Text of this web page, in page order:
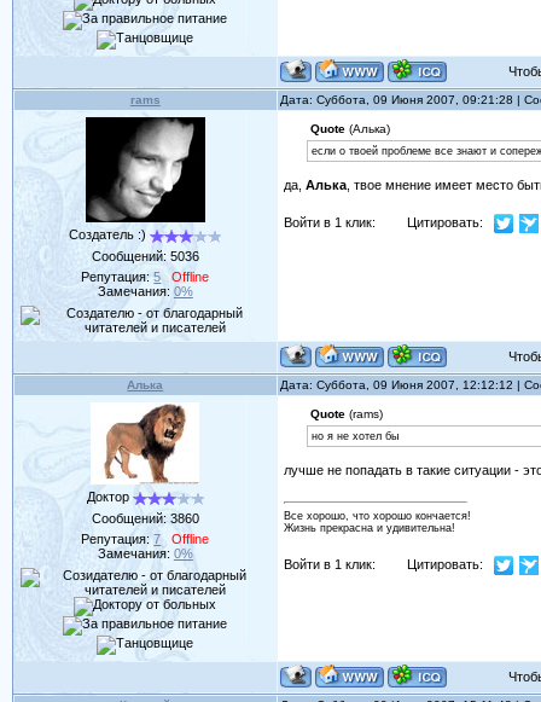
rams Дата: Суббота, 09 Июня 2007, 09:21:28 |
Создатель :)
Сообщений: 5036
Репутация:5
Offline
Замечания: 0%
Quote(Алька)
если о твоей проблеме все знают и
да, Алька, твое мнение имеет место
Войти в 1 клик: Цитировать:
Алька Дата: Суббота, 09 Июня 2007, 12:12:12 |
Доктор
Сообщений: 3860
Репутация:7
Offline
Замечания: 0%
Quote(rams)
но я не хотел бы
лучше не попадать в такие ситуации -
Все хорошо, что хорошо кончается!
Жизнь прекрасна и удивительна!
Войти в 1 клик: Цитировать: